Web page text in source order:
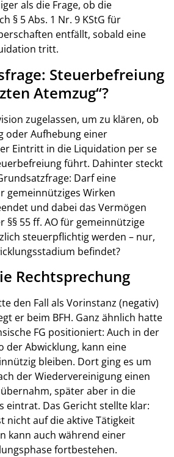
als die Frage, ob die
§ 5 Abs. 1 Nr. 9 KStG für
entfällt, sobald eine
tritt.
Steuerbefreiung
Atemzug“?
zugelassen, um zu klären, ob
oder Aufhebung einer
Eintritt in die Liquidation per se
führt. Dahinter steckt
Darf eine
gemeinnütziges Wirken
und dabei das Vermögen
§§ 55 ff. AO für gemeinnützige
steuerpflichtig werden – nur,
befindet?
Rechtsprechung
den Fall als Vorinstanz (negativ)
er beim BFH. Ganz ähnlich hatte
FG positioniert: Auch in der
der Abwicklung, kann eine
bleiben. Dort ging es um
der Wiedervereinigung einen
später aber in die
eintrat. Das Gericht stellte klar:
nicht auf die aktive Tätigkeit
kann auch während einer
fortbestehen.